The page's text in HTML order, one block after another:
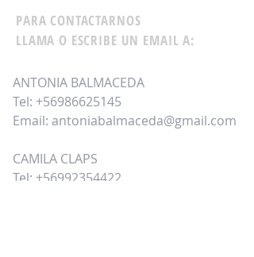
PARA CONTACTARNOS
LLAMA O ESCRIBE UN EMAIL A:
ANTONIA BALMACEDA
Tel: +56986625145
Email: antoniabalmaceda@gmail.com
CAMILA CLAPS
Tel: +56992354422